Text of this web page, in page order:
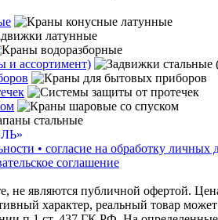
и ассортимент)
• согласие на обработку личных
соглашение
не являются публичной офертой.
характер, реальный товар